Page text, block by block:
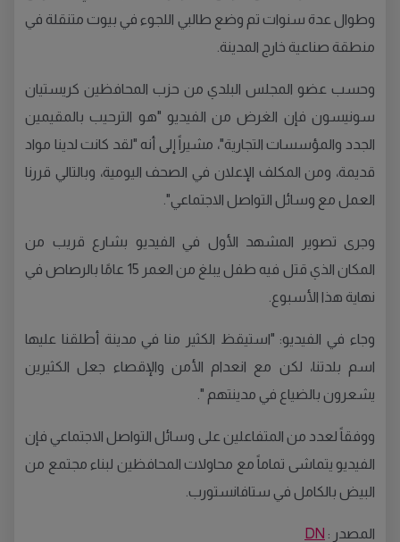
وطوال عدة سنوات تم وضع طالبي اللجوء في بيوت متنقلة في
منطقة صناعية خارج المدينة.
وحسب عضو المجلس البلدي من حزب المحافظين كريستيان
سونيسون فإن الغرض من الفيديو "هو الترحيب بالمقيمين
الجدد والمؤسسات التجارية"، مشيراً إلى أنه "لقد كانت لدينا مواد
قديمة، ومن المكلف الإعلان في الصحف اليومية، وبالتالي قررنا
العمل مع وسائل التواصل الاجتماعي".
وجرى تصوير المشهد الأول في الفيديو بشارع قريب من
المكان الذي قتل فيه طفل يبلغ من العمر 15 عامًا بالرصاص في
نهاية هذا الأسبوع.
وجاء في الفيديو: "استيقظ الكثير منا في مدينة أطلقنا عليها
اسم بلدتنا، لكن مع انعدام الأمن والإقصاء جعل الكثيرين
يشعرون بالضياع في مدينتهم ".
ووفقاً لعدد من المتفاعلين على وسائل التواصل الاجتماعي فإن
الفيديو يتماشى تماماً مع محاولات المحافظين لبناء مجتمع من
البيض بالكامل في ستافانستورب.
المصدر : DN